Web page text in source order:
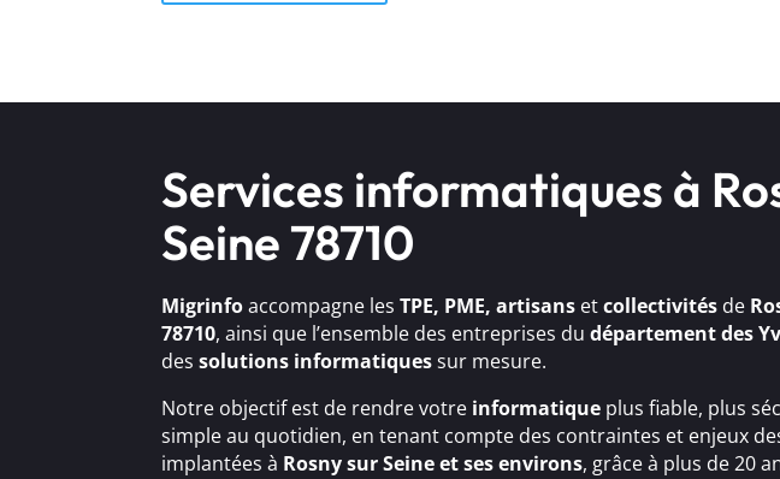
Services informatiques à
Seine 78710
Migrinfoaccompagne lesTPE, PME, artisans etcollectivités de
78710, ainsi que l’ensemble des entreprises dudépartement des
dessolutions informatiquessur mesure.
Notre objectif est de rendre votre informatique plus fiable, plus
simple au quotidien, en tenant compte des contraintes et enjeux
implantées à Rosny sur Seine et ses environs, grâce à plus de 20